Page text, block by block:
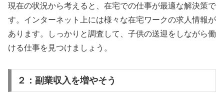
現在の状況から考えると、在宅での仕事が最適な解決策で
す。インターネット上には様々な在宅ワークの求人情報が
あります。しっかりと調査して、子供の送迎をしながら働
ける仕事を見つけましょう。
２：副業収入を増やそう